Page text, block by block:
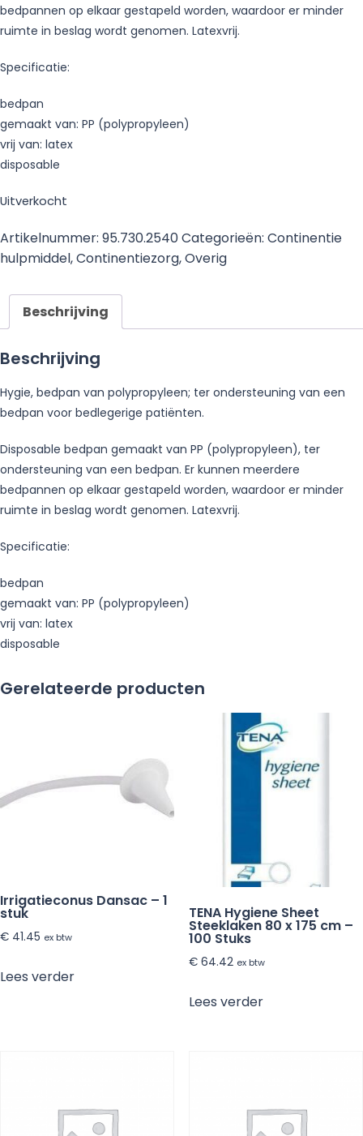
bedpannen op elkaar gestapeld worden, waardoor er minder
ruimte in beslag wordt genomen. Latexvrij.
Specificatie:
bedpan
gemaakt van: PP (polypropyleen)
vrij van: latex
disposable
Uitverkocht
Artikelnummer: 95.730.2540Categorieën: Continentie
hulpmiddel,Continentiezorg,Overig
Beschrijving
Beschrijving
Hygie, bedpan van polypropyleen; ter ondersteuning van een
bedpan voor bedlegerige patiënten.
Disposable bedpan gemaakt van PP (polypropyleen), ter
ondersteuning van een bedpan. Er kunnen meerdere
bedpannen op elkaar gestapeld worden, waardoor er minder
ruimte in beslag wordt genomen. Latexvrij.
Specificatie:
bedpan
gemaakt van: PP (polypropyleen)
vrij van: latex
disposable
Gerelateerde producten
Irrigatieconus Dansac – 1
stuk
€ 41.45 ex btw
Lees verder
TENA Hygiene Sheet
Steeklaken 80 x 175 cm –
100 Stuks
€64.42 ex btw
Lees verder